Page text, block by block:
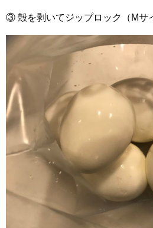
③ 殻を剥いてジップロック（Mサ